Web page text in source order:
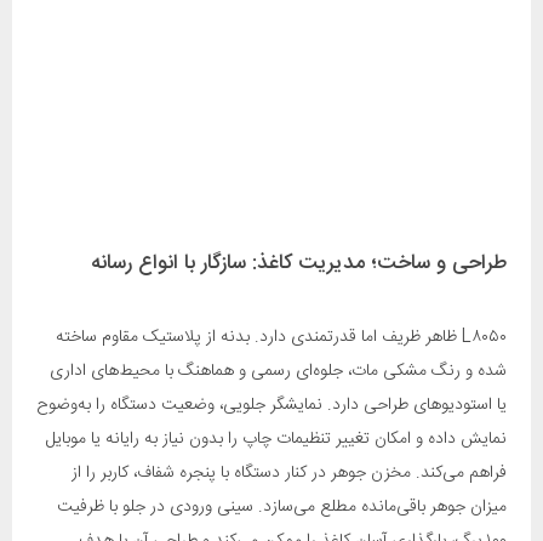
طراحی و ساخت؛ مدیریت کاغذ: سازگار با انواع رسانه
L۸۰۵۰ ظاهر ظریف اما قدرتمندی دارد. بدنه از پلاستیک مقاوم ساخته
شده و رنگ مشکی مات، جلوه‌ای رسمی و هماهنگ با محیط‌های اداری
یا استودیوهای طراحی دارد. نمایشگر جلویی، وضعیت دستگاه را به‌وضوح
نمایش داده و امکان تغییر تنظیمات چاپ را بدون نیاز به رایانه یا موبایل
فراهم می‌کند. مخزن جوهر در کنار دستگاه با پنجره شفاف، کاربر را از
میزان جوهر باقی‌مانده مطلع می‌سازد. سینی ورودی در جلو با ظرفیت